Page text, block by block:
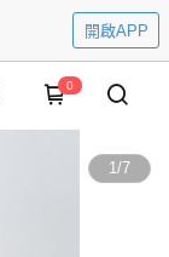
開啟APP
0
1/7